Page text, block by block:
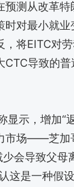
预测从改革
时对最小就
，将EITC对
CTC导致的
显示，增加“
市场——芝加
会导致父母
这是一种假